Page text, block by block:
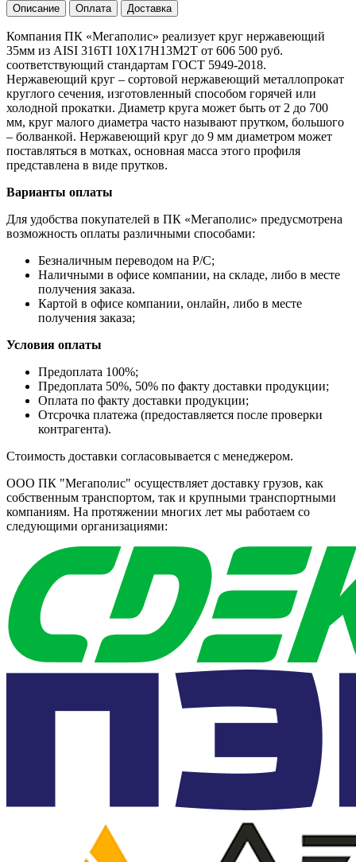
Описание Оплата Доставка
Компания ПК «Мегаполис» реализует круг нержавеющий
35мм из AISI 316TI 10Х17Н13М2Т от 606 500 руб.
соответствующий стандартам ГОСТ 5949-2018.
Нержавеющий круг – сортовой нержавеющий металлопрокат
круглого сечения, изготовленный способом горячей или
холодной прокатки. Диаметр круга может быть от 2 до 700
мм, круг малого диаметра часто называют прутком, большого
– болванкой. Нержавеющий круг до 9 мм диаметром может
поставляться в мотках, основная масса этого профиля
представлена в виде прутков.
Варианты оплаты
Для удобства покупателей в ПК «Мегаполис» предусмотрена
возможность оплаты различными способами:
Безналичным переводом на Р/С;
Наличными в офисе компании, на складе, либо в месте
получения заказа.
Картой в офисе компании, онлайн, либо в месте
получения заказа;
Условия оплаты
Предоплата 100%;
Предоплата 50%, 50% по факту доставки продукции;
Оплата по факту доставки продукции;
Отсрочка платежа (предоставляется после проверки
контрагента).
Стоимость доставки согласовывается с менеджером.
ООО ПК "Мегаполис" осуществляет доставку грузов, как
собственным транспортом, так и крупными транспортными
компаниям. На протяжении многих лет мы работаем со
следующими организациями: